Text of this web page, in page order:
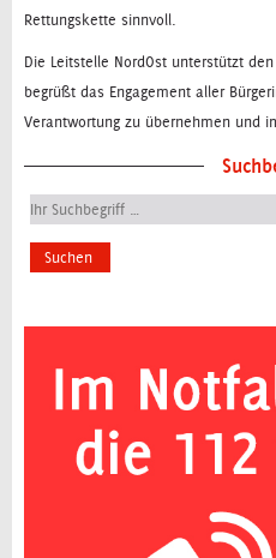
Rettungskette sinnvoll.
Die Leitstelle NordOst unterstützt
begrüßt das Engagement aller
Verantwortung zu übernehmen und